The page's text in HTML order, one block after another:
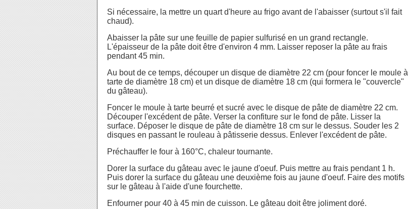
Si nécessaire, la mettre un quart d'heure au frigo avant de l'abaisser (surtout s'il fait
chaud).
Abaisser la pâte sur une feuille de papier sulfurisé en un grand rectangle.
L'épaisseur de la pâte doit être d'environ 4 mm. Laisser reposer la pâte au frais
pendant 45 min.
Au bout de ce temps, découper un disque de diamètre 22 cm (pour foncer le moule à
tarte de diamètre 18 cm) et un disque de diamètre 18 cm (qui formera le "couvercle"
du gâteau).
Foncer le moule à tarte beurré et sucré avec le disque de pâte de diamètre 22 cm.
Découper l'excédent de pâte. Verser la confiture sur le fond de pâte. Lisser la
surface. Déposer le disque de pâte de diamètre 18 cm sur le dessus. Souder les 2
disques en passant le rouleau à pâtisserie dessus. Enlever l'excédent de pâte.
Préchauffer le four à 160°C, chaleur tournante.
Dorer la surface du gâteau avec le jaune d'oeuf. Puis mettre au frais pendant 1 h.
Puis dorer la surface du gâteau une deuxième fois au jaune d'oeuf. Faire des motifs
sur le gâteau à l'aide d'une fourchette.
Enfourner pour 40 à 45 min de cuisson. Le gâteau doit être joliment doré.